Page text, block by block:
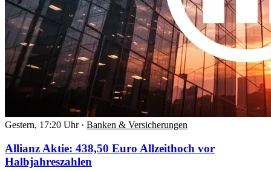
Gestern, 17:20 Uhr · Banken & Versicherungen
Allianz Aktie: 438,50 Euro Allzeithoch vor
Halbjahreszahlen